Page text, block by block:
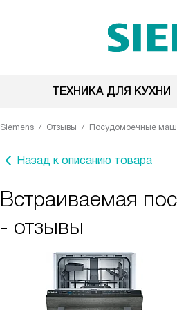
ТЕХНИКА ДЛЯ КУХНИ
Siemens Отзывы Посудомоечные
Назад к описанию товара
Встраиваемая
- отзывы